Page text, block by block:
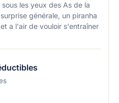
les yeux des As de la
générale, un piranha
a l'air de vouloir s'entraîner